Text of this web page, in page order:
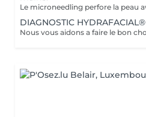
DIAGNOSTIC HYDRAFACIAL®